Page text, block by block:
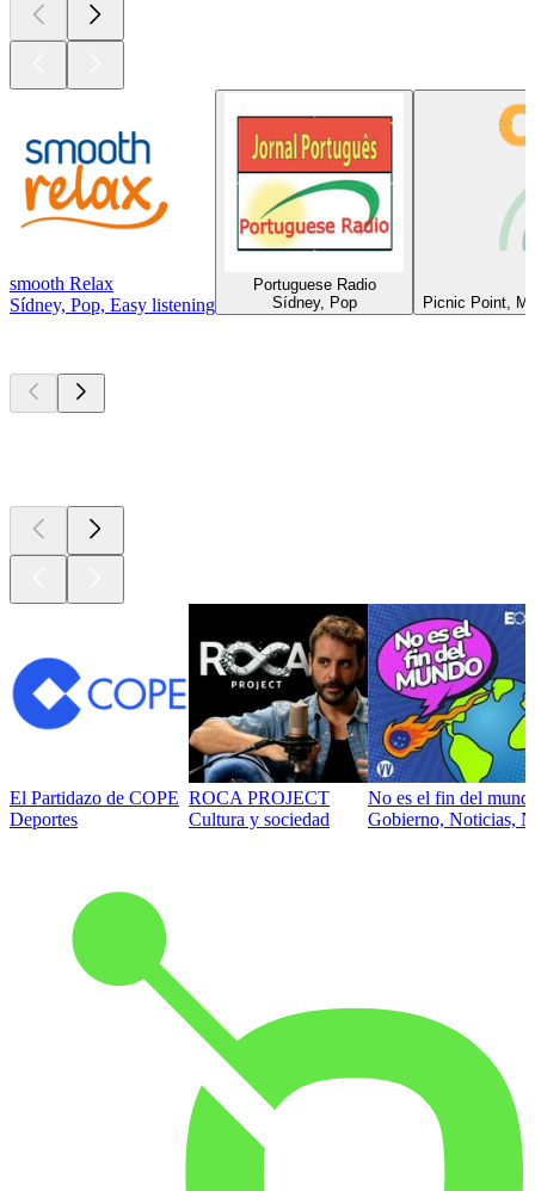
smooth Relax
Sídney, Pop, Easy listening
Portuguese Radio
Sídney, Pop
Picnic Point,
El Partidazo de COPE
Deportes
ROCA PROJECT
Cultura y sociedad
No es el fin del
Gobierno, Noticias,